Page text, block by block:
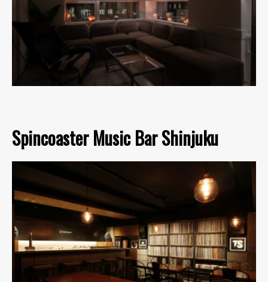
Spincoaster Music Bar Shinjuku